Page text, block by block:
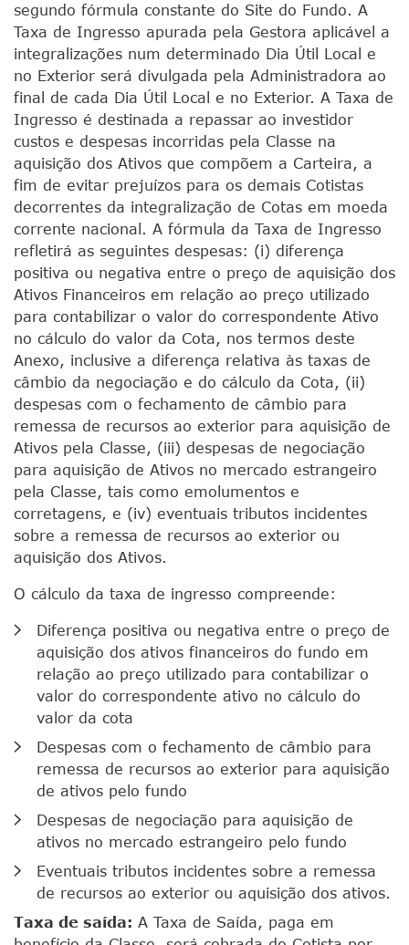
segundo fórmula constante do Site do Fundo. A
Taxa de Ingresso apurada pela Gestora aplicável a
integralizações num determinado Dia Útil Local e
no Exterior será divulgada pela Administradora ao
final de cada Dia Útil Local e no Exterior. A Taxa de
Ingresso é destinada a repassar ao investidor
custos e despesas incorridas pela Classe na
aquisição dos Ativos que compõem a Carteira, a
fim de evitar prejuízos para os demais Cotistas
decorrentes da integralização de Cotas em moeda
corrente nacional. A fórmula da Taxa de Ingresso
refletirá as seguintes despesas: (i) diferença
positiva ou negativa entre o preço de aquisição dos
Ativos Financeiros em relação ao preço utilizado
para contabilizar o valor do correspondente Ativo
no cálculo do valor da Cota, nos termos deste
Anexo, inclusive a diferença relativa às taxas de
câmbio da negociação e do cálculo da Cota, (ii)
despesas com o fechamento de câmbio para
remessa de recursos ao exterior para aquisição de
Ativos pela Classe, (iii) despesas de negociação
para aquisição de Ativos no mercado estrangeiro
pela Classe, tais como emolumentos e
corretagens, e (iv) eventuais tributos incidentes
sobre a remessa de recursos ao exterior ou
aquisição dos Ativos.
O cálculo da taxa de ingresso compreende:
Diferença positiva ou negativa entre o preço de
aquisição dos ativos financeiros do fundo em
relação ao preço utilizado para contabilizar o
valor do correspondente ativo no cálculo do
valor da cota
Despesas com o fechamento de câmbio para
remessa de recursos ao exterior para aquisição
de ativos pelo fundo
Despesas de negociação para aquisição de
ativos no mercado estrangeiro pelo fundo
Eventuais tributos incidentes sobre a remessa
de recursos ao exterior ou aquisição dos ativos.
Taxa de saída: A Taxa de Saída, paga em